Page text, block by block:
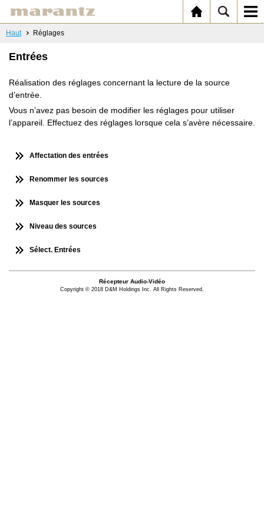
Haut Réglages
Entrées
Réalisation des réglages concernant la lecture de la source
d’entrée.
Vous n’avez pas besoin de modifier les réglages pour utiliser
l’appareil. Effectuez des réglages lorsque cela s’avère nécessaire.
Affectation des entrées
Renommer les sources
Masquer les sources
Niveau des sources
Sélect. Entrées
Récepteur Audio-Vidéo
Copyright © 2018 D&M Holdings Inc. All Rights Reserved.